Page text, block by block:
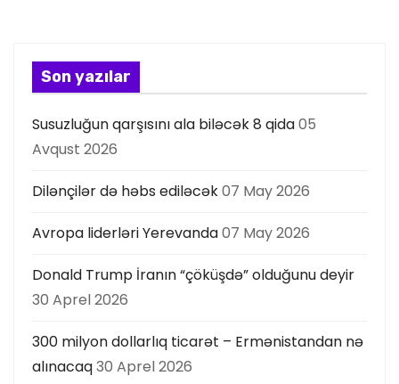
Son yazılar
Susuzluğun qarşısını ala biləcək 8 qida05
Avqust 2026
Dilənçilər də həbs ediləcək07 May 2026
Avropa liderləri Yerevanda07 May 2026
Donald Trump İranın “çöküşdə” olduğunu deyir
30 Aprel 2026
300 milyon dollarlıq ticarət – Ermənistandan nə
alınacaq30 Aprel 2026